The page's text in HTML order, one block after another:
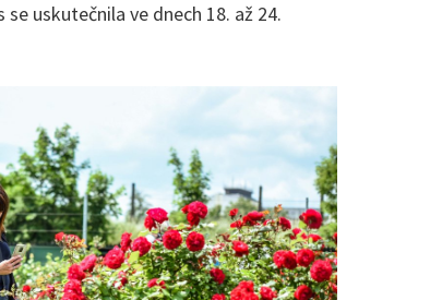
uskutečnila ve dnech 18. až 24.